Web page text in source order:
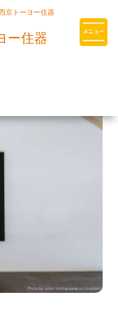
京トーヨー住器
ー住器